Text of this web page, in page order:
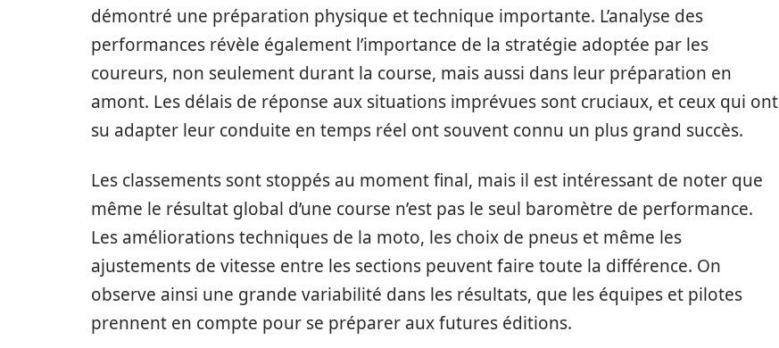
démontré une préparation physique et technique importante. L’analyse des
performances révèle également l’importance de la stratégie adoptée par les
coureurs, non seulement durant la course, mais aussi dans leur préparation en
amont. Les délais de réponse aux situations imprévues sont cruciaux, et ceux qui ont
su adapter leur conduite en temps réel ont souvent connu un plus grand succès.
Les classements sont stoppés au moment final, mais il est intéressant de noter que
même le résultat global d’une course n’est pas le seul baromètre de performance.
Les améliorations techniques de la moto, les choix de pneus et même les
ajustements de vitesse entre les sections peuvent faire toute la différence. On
observe ainsi une grande variabilité dans les résultats, que les équipes et pilotes
prennent en compte pour se préparer aux futures éditions.